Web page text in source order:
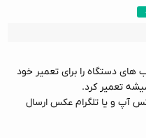
های دستگاه را برای تعمیر خود
تعمیر کرد.
آپ و یا تلگرام عکس ارسال